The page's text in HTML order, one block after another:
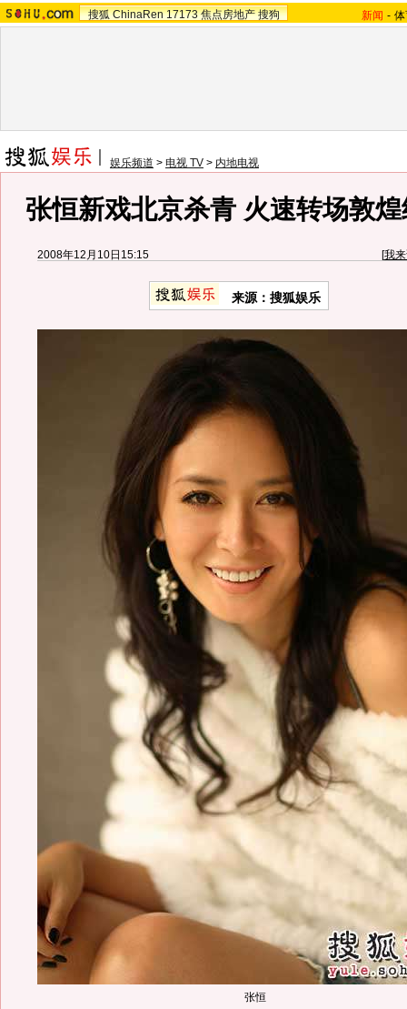
搜狐 ChinaRen 17173 焦点房地产 搜狗 新闻 -
娱乐频道 > 电视 TV > 内地电视
张恒新戏北京杀青 火速转场敦
2008年12月10日15:15 [我
来源：搜狐娱乐
张恒